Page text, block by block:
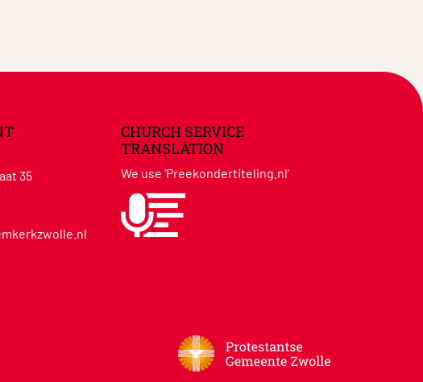
35
CHURCH SERVICE
TRANSLATION
We use ‘Preekondertiteling.nl’